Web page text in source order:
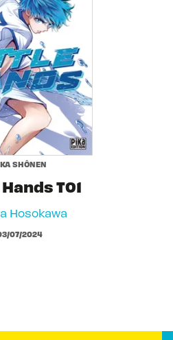
SHÔNEN
T01
Hosokawa
07/2024